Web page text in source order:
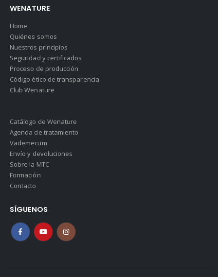
WENATURE
Home
Quiénes somos
Nuestros principios
Seguridad y certificados
Proceso de producción
Código ético de transparencia
Club Wenature
Catálogo de Wenature
Agenda de tratamiento
Vademecum
Envío y devoluciones
Sobre la MTC
Formación
Contacto
SÍGUENOS